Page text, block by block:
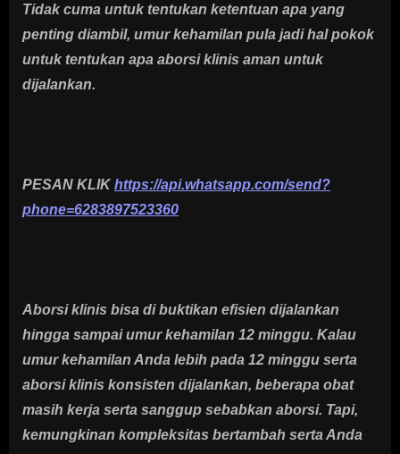
Tidak cuma untuk tentukan ketentuan apa yang
penting diambil, umur kehamilan pula jadi hal pokok
untuk tentukan apa aborsi klinis aman untuk
dijalankan.
PESAN KLIK https://api.whatsapp.com/send?
phone=6283897523360
Aborsi klinis bisa di buktikan efisien dijalankan
hingga sampai umur kehamilan 12 minggu. Kalau
umur kehamilan Anda lebih pada 12 minggu serta
aborsi klinis konsisten dijalankan, beberapa obat
masih kerja serta sanggup sebabkan aborsi. Tapi,
kemungkinan kompleksitas bertambah serta Anda